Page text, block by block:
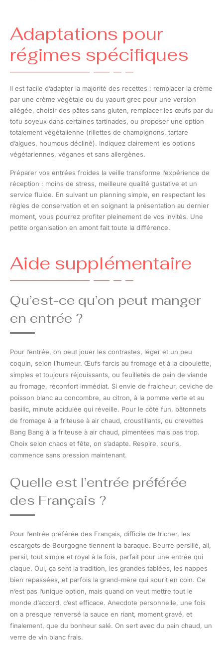
Adaptations pour
régimes spécifiques
Il est facile d’adapter la majorité des recettes : remplacer la crème
par une crème végétale ou du yaourt grec pour une version
allégée, choisir des pâtes sans gluten, remplacer les œufs par du
tofu soyeux dans certaines tartinades, ou proposer une option
totalement végétalienne (rillettes de champignons, tartare
d’algues, houmous décliné). Indiquez clairement les options
végétariennes, véganes et sans allergènes.
Préparer vos entrées froides la veille transforme l’expérience de
réception : moins de stress, meilleure qualité gustative et un
service fluide. En suivant un planning simple, en respectant les
règles de conservation et en soignant la présentation au dernier
moment, vous pourrez profiter pleinement de vos invités. Une
petite organisation en amont fait toute la différence.
Aide supplémentaire
Qu’est-ce qu’on peut manger
en entrée ?
Pour l’entrée, on peut jouer les contrastes, léger et un peu
coquin, selon l’humeur. Œufs farcis au fromage et à la ciboulette,
simples et toujours réjouissants, ou feuilletés de pain de viande
au fromage, réconfort immédiat. Si envie de fraicheur, ceviche de
poisson blanc au concombre, au citron, à la pomme verte et au
basilic, minute acidulée qui réveille. Pour le côté fun, bâtonnets
de fromage à la friteuse à air chaud, croustillants, ou crevettes
Bang Bang à la friteuse à air chaud, pimentées mais pas trop.
Choix selon chaos et fête, on s’adapte. Respire, souris,
commence sans pression maintenant.
Quelle est l’entrée préférée
des Français ?
Pour l’entrée préférée des Français, difficile de tricher, les
escargots de Bourgogne tiennent la baraque. Beurre persillé, ail,
persil, tout simple et royal à la fois, parfait pour une entrée qui
claque. Oui, ça sent la tradition, les grandes tablées, les nappes
bien repassées, et parfois la grand-mère qui sourit en coin. Ce
n’est pas l’unique option, mais quand on veut mettre tout le
monde d’accord, c’est efficace. Anecdote personnelle, une fois
on a presque renversé la sauce en riant, moment gravé, et
finalement, que du bonheur salé. On sert avec du pain chaud, un
verre de vin blanc frais.